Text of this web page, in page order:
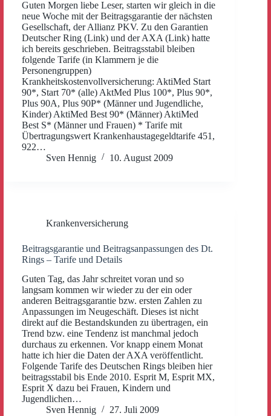
Guten Morgen liebe Leser, starten wir gleich in die
neue Woche mit der Beitragsgarantie der nächsten
Gesellschaft, der Allianz PKV. Zu den Garantien
Deutscher Ring (Link) und der AXA (Link) hatte
ich bereits geschrieben. Beitragsstabil bleiben
folgende Tarife (in Klammern je die
Personengruppen)
Krankheitskostenvollversicherung: AktiMed Start
90*, Start 70* (alle) AktMed Plus 100*, Plus 90*,
Plus 90A, Plus 90P* (Männer und Jugendliche,
Kinder) AktiMed Best 90* (Männer) AktiMed
Best S* (Männer und Frauen) * Tarife mit
Übertragungswert Krankenhaustagegeldtarife 451,
922…
Sven Hennig
10. August 2009
Krankenversicherung
Beitragsgarantie und Beitragsanpassungen des Dt.
Rings – Tarife und Details
Guten Tag, das Jahr schreitet voran und so
langsam kommen wir wieder zu der ein oder
anderen Beitragsgarantie bzw. ersten Zahlen zu
Anpassungen im Neugeschäft. Dieses ist nicht
direkt auf die Bestandskunden zu übertragen, ein
Trend bzw. eine Tendenz ist manchmal jedoch
durchaus zu erkennen. Vor knapp einem Monat
hatte ich hier die Daten der AXA veröffentlicht.
Folgende Tarife des Deutschen Rings bleiben hier
beitragsstabil bis Ende 2010. Esprit M, Esprit MX,
Esprit X dazu bei Frauen, Kindern und
Jugendlichen…
Sven Hennig
27. Juli 2009